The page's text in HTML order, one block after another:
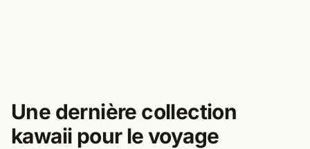
Une dernière collection
kawaii pour le voyage